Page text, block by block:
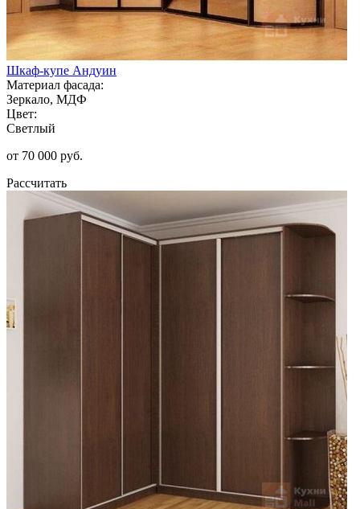
Шкаф-купе Андуин
Материал фасада:
Зеркало, МДФ
Цвет:
Светлый
от 70 000 руб.
Рассчитать